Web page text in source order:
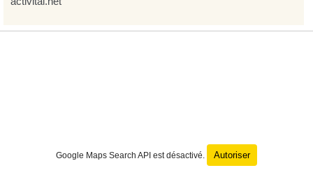
Google Maps Search API est désactivé. Autoriser